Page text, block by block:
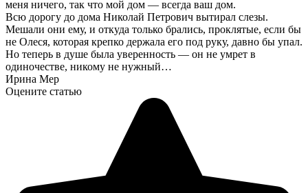
меня ничего, так что мой дом — всегда ваш дом.
Всю дорогу до дома Николай Петрович вытирал слезы.
Мешали они ему, и откуда только брались, проклятые, если бы
не Олеся, которая крепко держала его под руку, давно бы упал.
Но теперь в душе была уверенность — он не умрет в
одиночестве, никому не нужный…
Ирина Мер
Оцените статью